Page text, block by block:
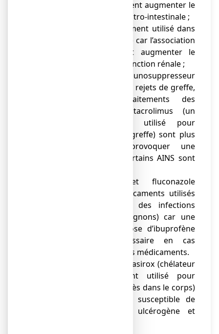
sérotonine) car ils peuvent augmenter le
risque d’hémorragie gastro-intestinale ;
● pémétrexed (médicament utilisé dans
le traitement du cancer) car l’association
avec l’ibuprofène peut augmenter le
risque d’atteinte de la fonction rénale ;
● ciclosporine (un immunosuppresseur
utilisé pour éviter les rejets de greffe,
et dans les traitements des
rhumatismes) et tacrolimus (un
immunosuppresseur utilisé pour
éviter les rejets de greffe) sont plus
susceptibles de provoquer une
atteinte rénale si certains AINS sont
● voriconazole et fluconazole
(antifongiques, médicaments utilisés
dans le traitement des infections
dues à des champignons) car une
diminution de la dose d’ibuprofène
pourra être nécessaire en cas
d’association avec ces médicaments.
● L’association de déférasirox (chélateur
du fer, médicament utilisé pour
éliminer le fer en excès dans le corps)
et d’ibuprofène est susceptible de
majorer le risque ulcérogène et